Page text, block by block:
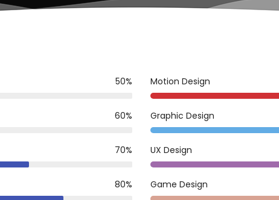
50%
60%
70%
80%
Motion Design
Graphic Design
UX Design
Game Design